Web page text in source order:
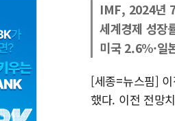
IMF, 2024년
세계경제 성장
미국 2.6%·일
[세종=뉴스핌]
했다. 이전 전망